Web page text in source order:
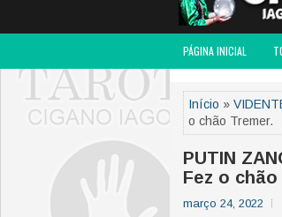
PÁGINA INICIAL
Início »
o chão Tremer.
PUTIN
Fez o chão
março 24, 2022